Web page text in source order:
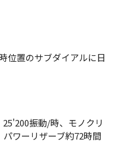
位置のサブダイアルに日
振動/時、モノクリ
ワーリザーブ約72時間